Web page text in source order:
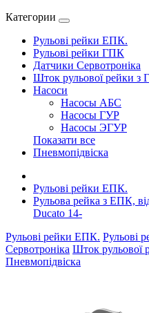
Категории
Рульові рейки ЕПК.
Рульові рейки ГПК
Датчики Сервотроніка
Шток рульової рейки з
Насоси
Насосы АБС
Насосы ГУР
Насосы ЭГУР
Показати все
Пневмопідвіска
Рульові рейки ЕПК.
Рульова рейка з ЕПК,
Ducato 14-
Рульові рейки ЕПК. Рульові
Сервотроніка Шток рульової
Пневмопідвіска